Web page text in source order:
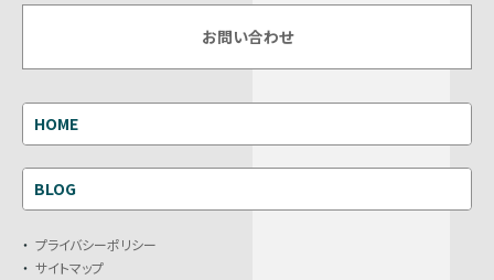
お問い合わせ
HOME
BLOG
プライバシーポリシー
サイトマップ